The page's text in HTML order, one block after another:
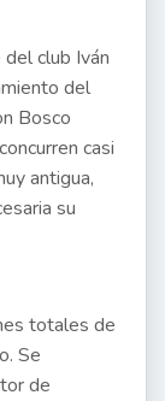
club Iván
del
Bosco
casi
antigua,
su
totales de
Se
de